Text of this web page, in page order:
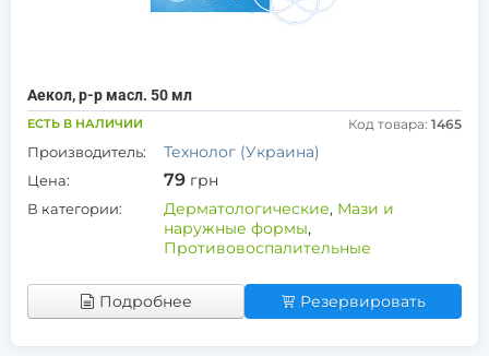
Аекол, р-р масл. 50 мл
ЕСТЬ В НАЛИЧИИ Код товара: 1465
Производитель: Технолог (Украина)
Цена: 79 грн
В категории: Дерматологические, Мази и
наружные формы,
Противовоспалительные
Подробнее Резервировать